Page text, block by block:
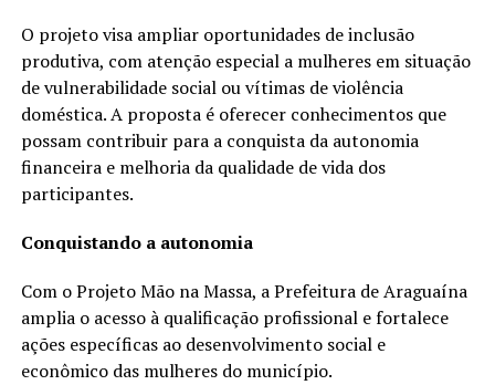
O projeto visa ampliar oportunidades de inclusão
produtiva, com atenção especial a mulheres em situação
de vulnerabilidade social ou vítimas de violência
doméstica. A proposta é oferecer conhecimentos que
possam contribuir para a conquista da autonomia
financeira e melhoria da qualidade de vida dos
participantes.
Conquistando a autonomia
Com o Projeto Mão na Massa, a Prefeitura de Araguaína
amplia o acesso à qualificação profissional e fortalece
ações específicas ao desenvolvimento social e
econômico das mulheres do município.